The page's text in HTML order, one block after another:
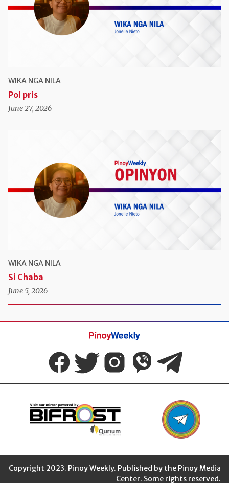
WIKA NGA NILA
Pol pris
June 27, 2026
WIKA NGA NILA
Si Chaba
June 5, 2026
Pinoy
Weekly
Copyright 2023. Pinoy Weekly. Published by the Pinoy Media
Center. Some rights reserved.